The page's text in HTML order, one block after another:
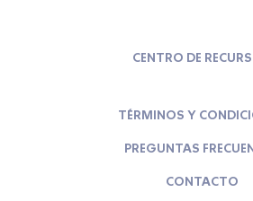
CENTRO DE
TÉRMINOS Y
PREGUNTAS
CONTACTO